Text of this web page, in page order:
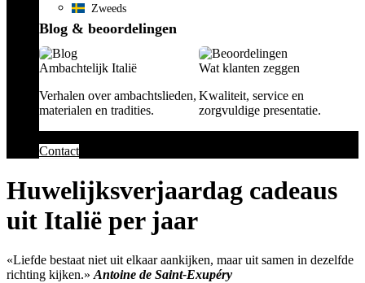
Zweeds
Blog & beoordelingen
Ambachtelijk Italië
Verhalen over ambachtslieden,
materialen en tradities.
Wat klanten zeggen
Kwaliteit, service en
zorgvuldige presentatie.
Contact
Huwelijksverjaardag cadeaus
uit Italië per jaar
«Liefde bestaat niet uit elkaar aankijken, maar uit samen in dezelfde
richting kijken.»Antoine de Saint-Exupéry